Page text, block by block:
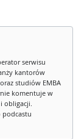
serwisu
kantorów
studiów EMBA
komentuje w
obligacji.
podcastu